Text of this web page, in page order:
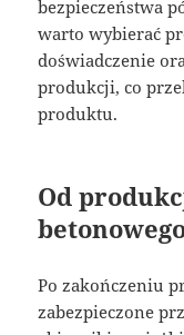
bezpieczeństwa
warto wybierać
doświadczenie
produkcji, co
produktu.
Od
Po zakończeniu
zabezpieczone